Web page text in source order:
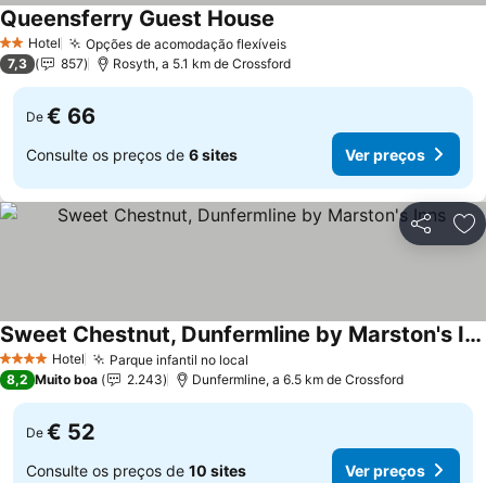
2 Estrelas
Hotel Opções de acomodação flexíveisVer preços
Queensferry Guest House
7,3 857 Rosyth, a 5.1 km de Crossford
De € 66
Consulte os preços de 6 sites Ver preços
Partilhar
4 EstrelasHotel Parque infantil no local
Sweet Chestnut, Dunfermline by Marston's Inns
Ver preços
8,2 Muito boa 2.243 Dunfermline, a 6.5 km de Crossford
De € 52
Consulte os preços de 10 sites Ver preços